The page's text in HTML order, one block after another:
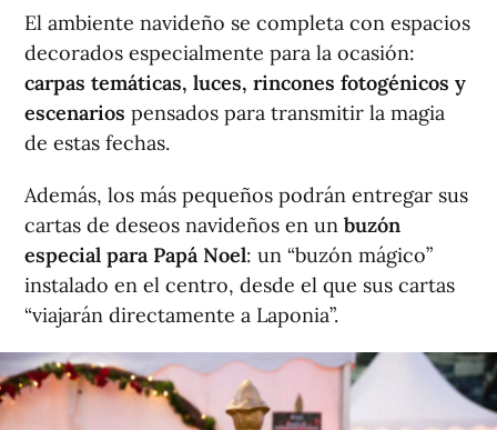
El ambiente navideño se completa con espacios
decorados especialmente para la ocasión:
carpas temáticas, luces, rincones fotogénicos y
escenarios pensados para transmitir la magia
de estas fechas.
Además, los más pequeños podrán entregar sus
cartas de deseos navideños en un buzón
especial para Papá Noel: un “buzón mágico”
instalado en el centro, desde el que sus cartas
“viajarán directamente a Laponia”.